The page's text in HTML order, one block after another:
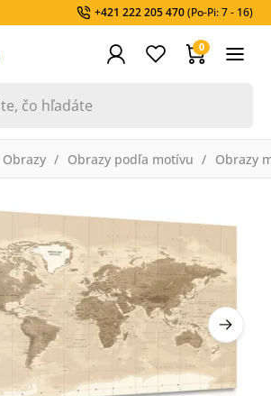
+421 222 205 470(Po-Pi: 7 - 16)
0
Obrazy Obrazy podľa motívu Obrazy